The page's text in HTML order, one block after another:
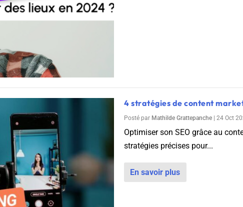
4 stratégies de content
Posté par Mathilde Grattepanche 24 Oct
Optimiser son SEO grâce au
stratégies précises pour...
En savoir plus